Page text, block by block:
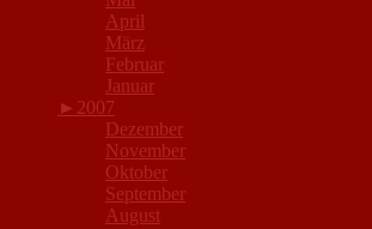
April
März
Februar
Januar
► 2007
Dezember
November
Oktober
September
August